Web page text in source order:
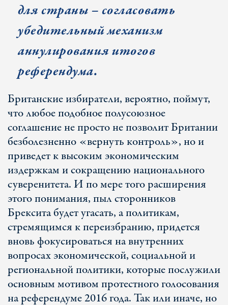
для страны – согласовать
убедительный механизм
аннулирования итогов
референдума.
Британские избиратели, вероятно, поймут,
что любое подобное полусоюзное
соглашение не просто не позволит Британии
безболезненно «вернуть контроль», но и
приведет к высоким экономическим
издержкам и сокращению национального
суверенитета. И по мере того расширения
этого понимания, пыл сторонников
Брексита будет угасать, а политикам,
стремящимся к переизбранию, придется
вновь фокусироваться на внутренних
вопросах экономической, социальной и
региональной политики, которые послужили
основным мотивом протестного голосования
на референдуме 2016 года. Так или иначе, но